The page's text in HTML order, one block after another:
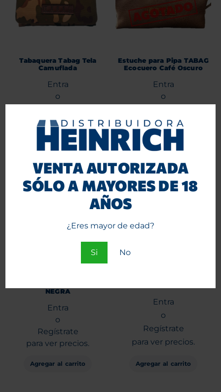
VENTA AUTORIZADA
SÓLO A MAYORES DE 18
AÑOS
¿Eres mayor de edad?
Si No
Tabaquera Tabag Tela
Camuflada
Entra
o
para ver precios.
Agregar al carrito
Estuche para Pipa TABAG
Ecocuero Café Oscuro
Entra
o
para ver precios.
Leer más
NEGRA
Entra
o
Regístrate
para ver precios.
Agregar al carrito
Entra
o
Regístrate
para ver precios.
Agregar al carrito